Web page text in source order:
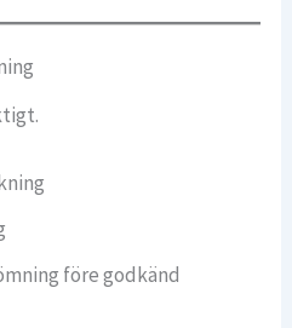
före godkänd